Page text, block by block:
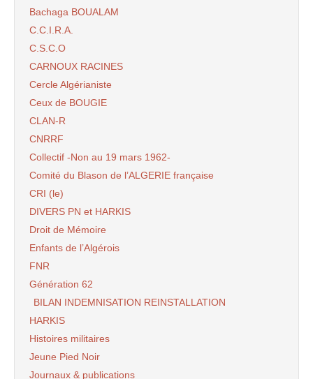
Bachaga BOUALAM
C.C.I.R.A.
C.S.C.O
CARNOUX RACINES
Cercle Algérianiste
Ceux de BOUGIE
CLAN-R
CNRRF
Collectif -Non au 19 mars 1962-
Comité du Blason de l’ALGERIE française
CRI (le)
DIVERS PN et HARKIS
Droit de Mémoire
Enfants de l’Algérois
FNR
Génération 62
BILAN INDEMNISATION REINSTALLATION
HARKIS
Histoires militaires
Jeune Pied Noir
Journaux & publications